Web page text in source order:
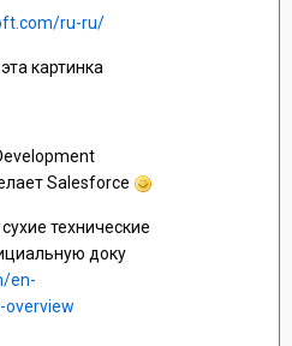
ru-ru/
картинка
Salesforce
технические
доку
en-